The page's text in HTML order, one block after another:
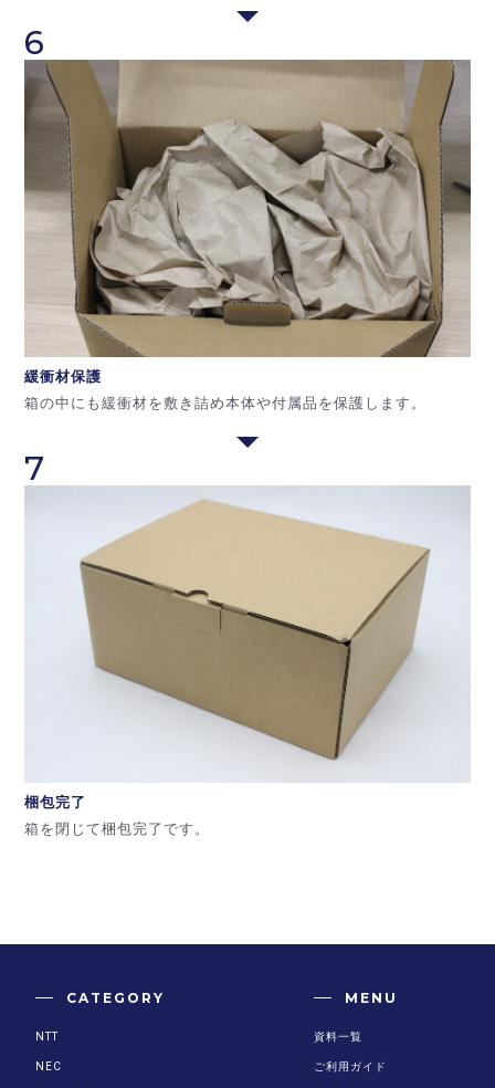
6
緩衝材保護
箱の中にも緩衝材を敷き詰め本体や付属品を保護します。
7
梱包完了
箱を閉じて梱包完了です。
CATEGORY
NTT
NEC
MENU
資料一覧
ご利用ガイド